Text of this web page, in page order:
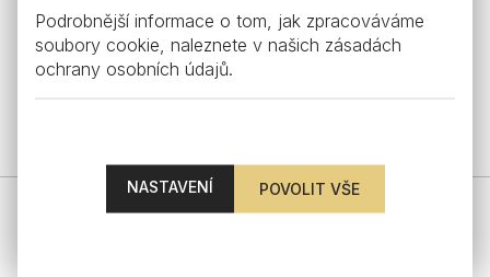
Podrobnější informace o tom, jak zpracováváme
soubory cookie, naleznete v našich zásadách
ochrany osobních údajů.
NASTAVENÍ